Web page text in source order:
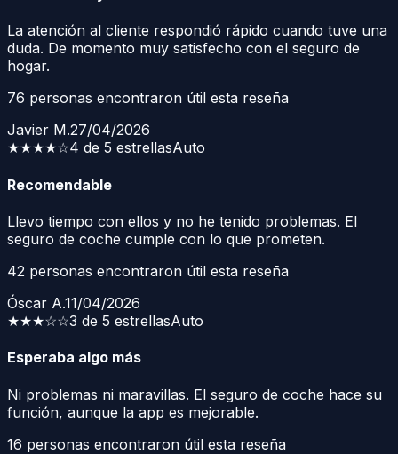
La atención al cliente respondió rápido cuando tuve una
duda. De momento muy satisfecho con el seguro de
hogar.
76 personas encontraron útil esta reseña
Javier M.27/04/2026
★★★★☆4 de 5 estrellasAuto
Recomendable
Llevo tiempo con ellos y no he tenido problemas. El
seguro de coche cumple con lo que prometen.
42 personas encontraron útil esta reseña
Óscar A.11/04/2026
★★★☆☆3 de 5 estrellasAuto
Esperaba algo más
Ni problemas ni maravillas. El seguro de coche hace su
función, aunque la app es mejorable.
16 personas encontraron útil esta reseña